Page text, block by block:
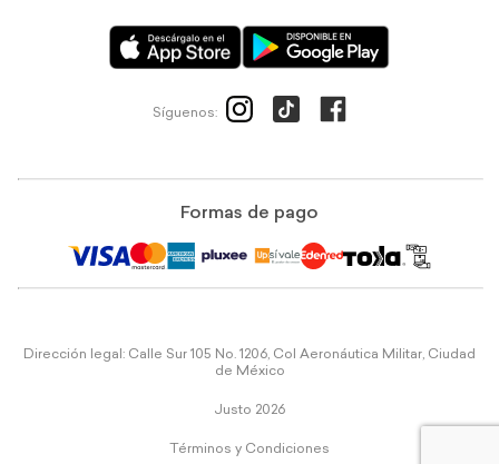
Síguenos:
Formas de pago
Dirección legal: Calle Sur 105 No. 1206, Col Aeronáutica Militar, Ciudad
de México
Justo 2026
Términos y Condiciones